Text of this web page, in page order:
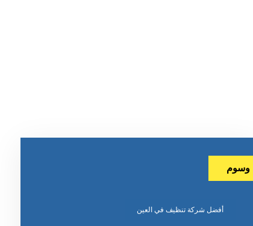
وسوم
أفضل شركة تنظيف في العين